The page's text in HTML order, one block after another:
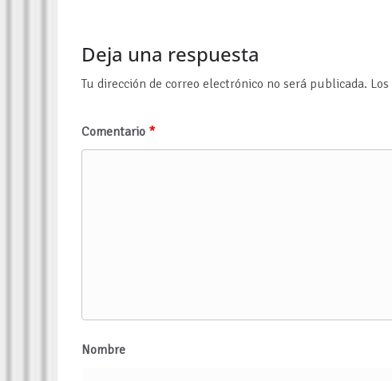
Deja una respuesta
Tu dirección de correo electrónico no será publicada.
Comentario *
Nombre